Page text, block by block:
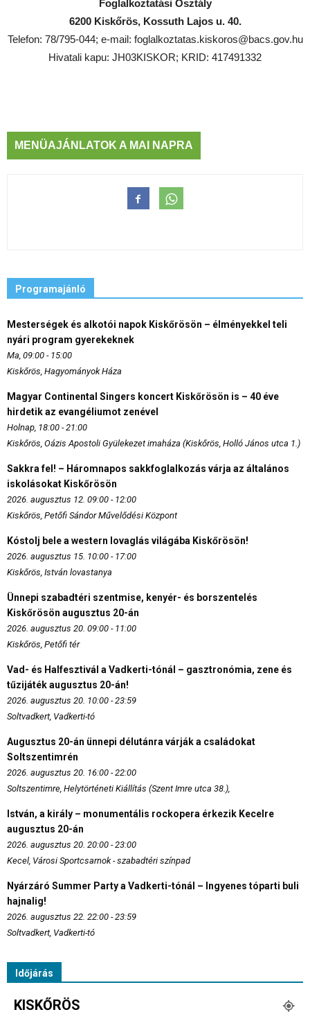
Foglalkoztatási Osztály
6200 Kiskőrös, Kossuth Lajos u. 40.
Telefon: 78/795-044; e-mail: foglalkoztatas.kiskoros@bacs.gov.hu
Hivatali kapu: JH03KISKOR; KRID: 417491332
MENÜAJÁNLATOK A MAI NAPRA
Programajánló
Mesterségek és alkotói napok Kiskőrösön – élményekkel teli
nyári program gyerekeknek
Ma, 09:00 - 15:00
Kiskőrös, Hagyományok Háza
Magyar Continental Singers koncert Kiskőrösön is – 40 éve
hirdetik az evangéliumot zenével
Holnap, 18:00 - 21:00
Kiskőrös, Oázis Apostoli Gyülekezet imaháza (Kiskőrös, Holló János utca 1.)
Sakkra fel! – Háromnapos sakkfoglalkozás várja az általános
iskolásokat Kiskőrösön
2026. augusztus 12. 09:00 - 12:00
Kiskőrös, Petőfi Sándor Művelődési Központ
Kóstolj bele a western lovaglás világába Kiskőrösön!
2026. augusztus 15. 10:00 - 17:00
Kiskőrös, István lovastanya
Ünnepi szabadtéri szentmise, kenyér- és borszentelés
Kiskőrösön augusztus 20-án
2026. augusztus 20. 09:00 - 11:00
Kiskőrös, Petőfi tér
Vad- és Halfesztivál a Vadkerti-tónál – gasztronómia, zene és
tűzijáték augusztus 20-án!
2026. augusztus 20. 10:00 - 23:59
Soltvadkert, Vadkerti-tó
Augusztus 20-án ünnepi délutánra várják a családokat
Soltszentimrén
2026. augusztus 20. 16:00 - 22:00
Soltszentimre, Helytörténeti Kiállítás (Szent Imre utca 38.),
István, a király – monumentális rockopera érkezik Kecelre
augusztus 20-án
2026. augusztus 20. 20:00 - 23:00
Kecel, Városi Sportcsarnok - szabadtéri színpad
Nyárzáró Summer Party a Vadkerti-tónál – Ingyenes tóparti buli
hajnalig!
2026. augusztus 22. 22:00 - 23:59
Soltvadkert, Vadkerti-tó
Időjárás
KISKŐRÖS